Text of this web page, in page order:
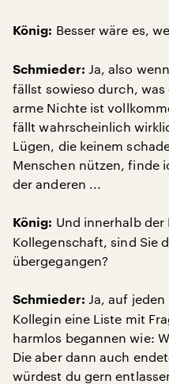
König: Besser wäre es,
Schmieder: Ja, also
fällst sowieso durch,
arme Nichte ist
fällt wahrscheinlich
Lügen, die keinem
Menschen nützen, finde
der anderen ...
König: Und innerhalb
Kollegenschaft, sind Sie
übergegangen?
Schmieder: Ja, auf
Kollegin eine Liste mit
harmlos begannen wie:
Die aber dann auch
würdest du gern